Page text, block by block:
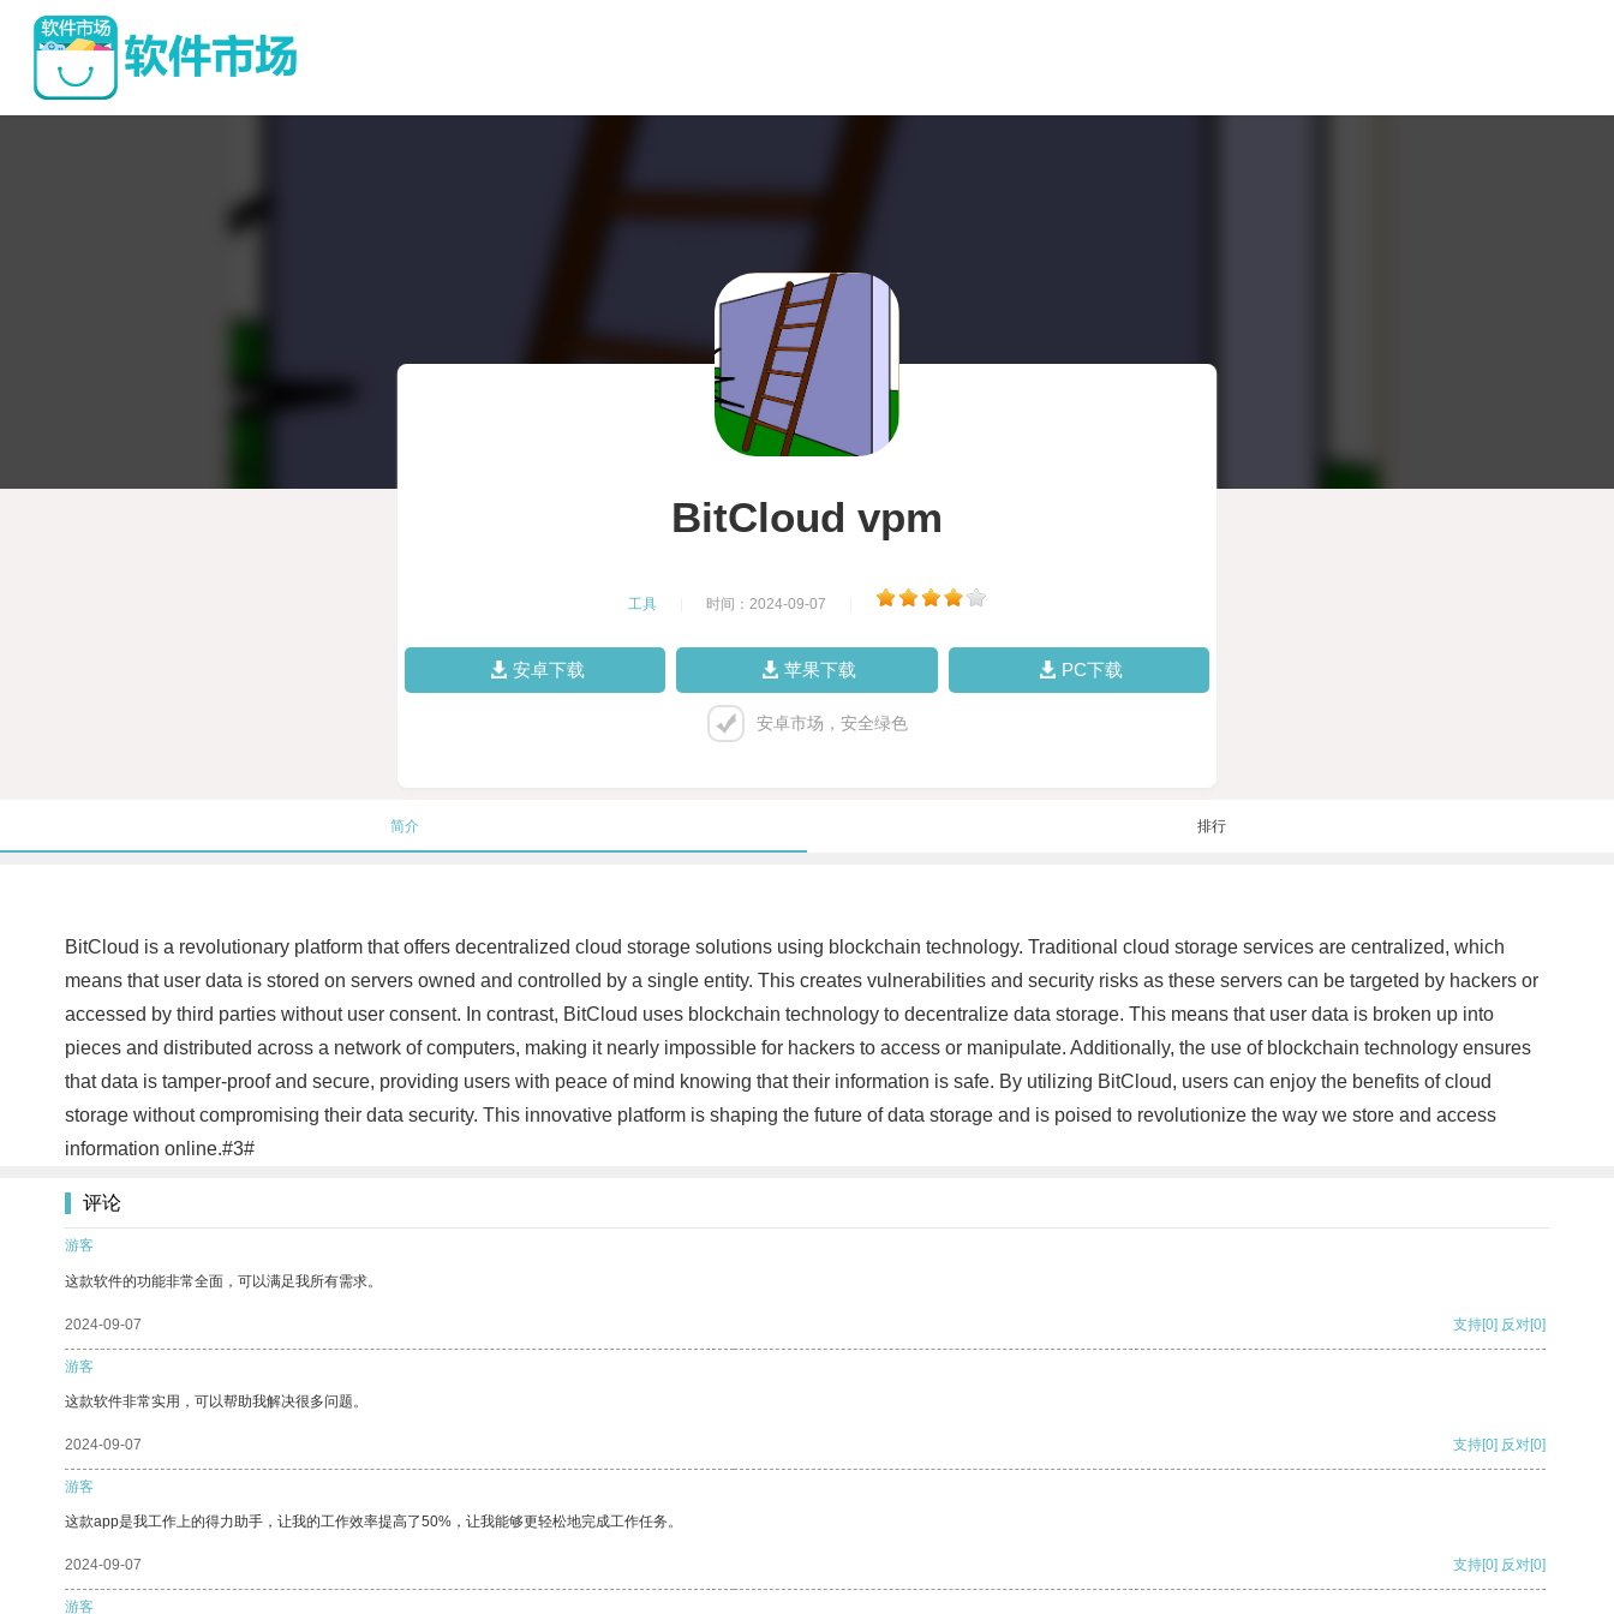
BitCloud vpm
工具 时间：2024-09-07
安卓下载 苹果下载 PC下载
安卓市场，安全绿色
简介 排行
BitCloud is a revolutionary platform that offers decentralized cloud storage solutions using blockchain technology. Traditional cloud storage services are centralized, which
means that user data is stored on servers owned and controlled by a single entity. This creates vulnerabilities and security risks as these servers can be targeted by hackers or
accessed by third parties without user consent. In contrast, BitCloud uses blockchain technology to decentralize data storage. This means that user data is broken up into
pieces and distributed across a network of computers, making it nearly impossible for hackers to access or manipulate. Additionally, the use of blockchain technology ensures
that data is tamper-proof and secure, providing users with peace of mind knowing that their information is safe. By utilizing BitCloud, users can enjoy the benefits of cloud
storage without compromising their data security. This innovative platform is shaping the future of data storage and is poised to revolutionize the way we store and access
information online.#3#
评论
游客
这款软件的功能非常全面，可以满足我所有需求。
2024-09-07 支持[0] 反对[0]
游客
这款软件非常实用，可以帮助我解决很多问题。
2024-09-07 支持[0] 反对[0]
游客
这款app是我工作上的得力助手，让我的工作效率提高了50%，让我能够更轻松地完成工作任务。
2024-09-07 支持[0] 反对[0]
游客